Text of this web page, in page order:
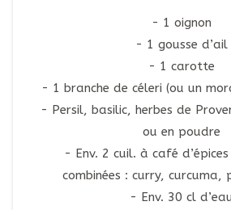
1 oignon
1 gousse d’ail
1 carotte
1 branche de céleri (ou un
Persil, basilic, herbes de
ou en poudre
Env. 2 cuil. à café
combinées : curry, curcuma,
Env. 30 cl